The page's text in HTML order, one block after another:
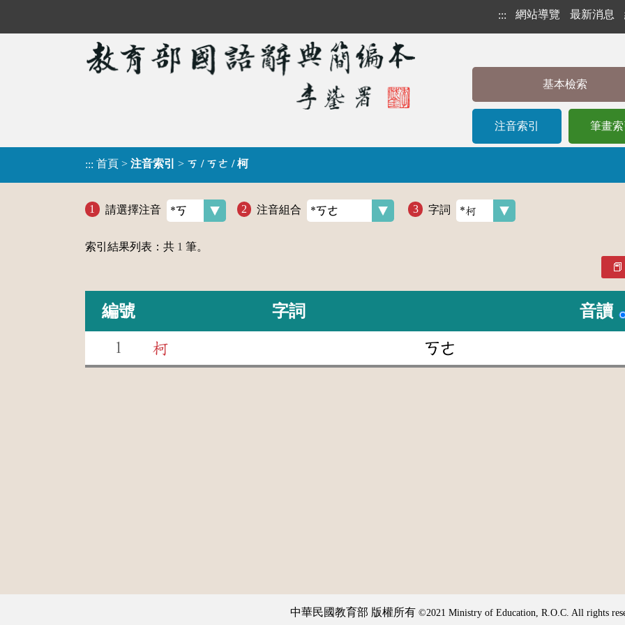
::: 網站導覽 最新消息
基本檢索
注音索引 筆畫索
::: 首頁 > 注音索引 > ㄎ / ㄎㄜ / 柯
請選擇注音 注音組合 字詞
索引結果列表：共 1 筆。
編號 字詞 音讀
1 柯 ㄎㄜ
中華民國教育部 版權所有 ©2021 Ministry of Education, R.O.C. All rights